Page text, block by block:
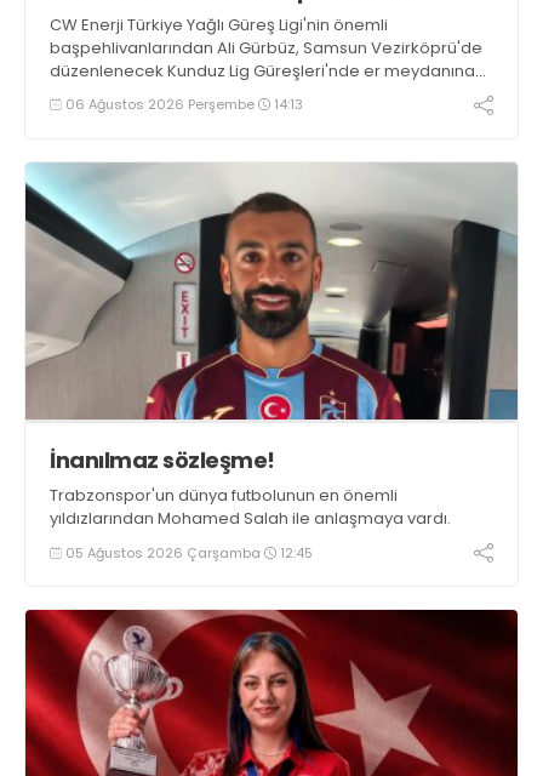
CW Enerji Türkiye Yağlı Güreş Ligi'nin önemli
başpehlivanlarından Ali Gürbüz, Samsun Vezirköprü'de
düzenlenecek Kunduz Lig Güreşleri'nde er meydanına
çıkmayacak.
06 Ağustos 2026 Perşembe 14:13
İnanılmaz sözleşme!
Trabzonspor'un dünya futbolunun en önemli
yıldızlarından Mohamed Salah ile anlaşmaya vardı.
05 Ağustos 2026 Çarşamba 12:45